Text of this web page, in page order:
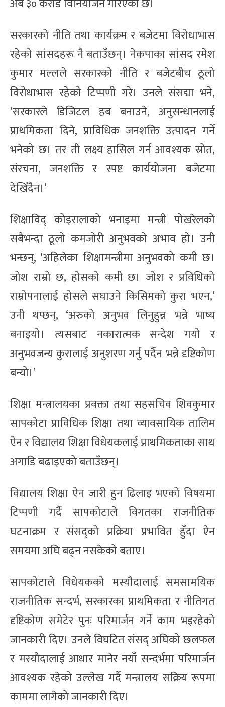
सरकारको नीति तथा कार्यक्रम र बजेटमा विरोधाभास
रहेको सांसदहरू नै बताउँछन्। नेकपाका सांसदरमेश
कुमार मल्लले सरकारको नीति र बजेटबीच ठूलो
विरोधाभास रहेको टिप्पणी गरे। उनले संसद्मा भने,
‘सरकारले डिजिटल हब बनाउने, अनुसन्धानलाई
प्राथमिकता दिने, प्राविधिक जनशक्ति उत्पादन गर्ने
भनेको छ। तर ती लक्ष्य हासिल गर्न आवश्यक स्रोत,
संरचना, जनशक्ति र स्पष्ट कार्ययोजना बजेटमा
देखिँदैन।’
शिक्षाविद् कोइरालाको भनाइमा मन्त्री पोखरेलको
सबैभन्दा ठूलो कमजोरी अनुभवको अभाव हो। उनी
भन्छन्, ‘अहिलेका शिक्षामन्त्रीमा अनुभवको कमी छ।
जोश राम्रो छ, होसको कमी छ। जोश र प्रविधिको
राम्रोपनालाई होसले सघाउने किसिमको कुरा भएन,’
उनी थप्छन्, ‘अरुको अनुभव लिनुहुन्न भन्ने भाष्य
बनाइयो। त्यसबाट नकारात्मक सन्देश गयो र
अनुभवजन्य कुरालाई अनुशरण गर्नु पर्दैन भन्ने दृष्टिकोण
बन्यो।’
शिक्षा मन्त्रालयका प्रवक्ता तथा सहसचिव शिवकुमार
सापकोटा प्राविधिक शिक्षा तथा व्यावसायिक तालिम
ऐन र विद्यालय शिक्षा विधेयकलाई प्राथमिकताका साथ
अगाडि बढाइएको बताउँछन्।
विद्यालय शिक्षा ऐन जारी हुन ढिलाइ भएको विषयमा
टिप्पणी गर्दै सापकोटाले विगतका राजनीतिक
घटनाक्रम र संसद्को प्रक्रिया प्रभावित हुँदा ऐन
समयमा अघि बढ्न नसकेको बताए।
सापकोटाले विधेयकको मस्यौदालाई समसामयिक
राजनीतिक सन्दर्भ, सरकारका प्राथमिकता र नीतिगत
दृष्टिकोण समेटेर पुनः परिमार्जन गर्ने काम भइरहेको
जानकारी दिए। उनले विघटित संसद् अघिको छलफल
र मस्यौदालाई आधार मानेर नयाँ सन्दर्भमा परिमार्जन
आवश्यक रहेको उल्लेख गर्दै मन्त्रालय सक्रिय रूपमा
काममा लागेको जानकारी दिए।